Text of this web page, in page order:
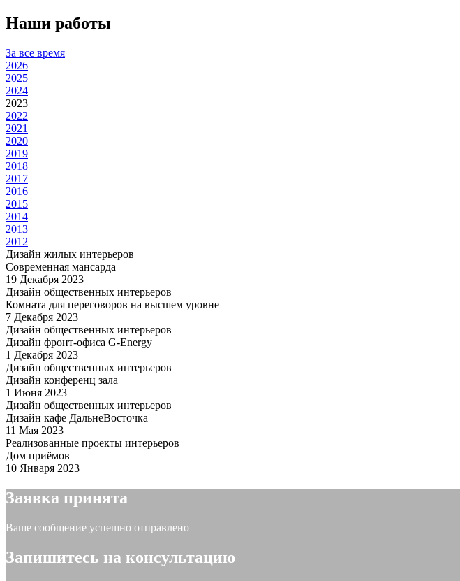
Наши работы
За все время
2026
2025
2024
2023
2022
2021
2020
2019
2018
2017
2016
2015
2014
2013
2012
Дизайн жилых интерьеров
Современная мансарда
19 Декабря 2023
Дизайн общественных интерьеров
Комната для переговоров на высшем уровне
7 Декабря 2023
Дизайн общественных интерьеров
Дизайн фронт-офиса G-Energy
1 Декабря 2023
Дизайн общественных интерьеров
Дизайн конференц зала
1 Июня 2023
Дизайн общественных интерьеров
Дизайн кафе ДальнеВосточка
11 Мая 2023
Реализованные проекты интерьеров
Дом приёмов
10 Января 2023
Заявка принята
Ваше сообщение успешно отправлено
Запишитесь на консультацию